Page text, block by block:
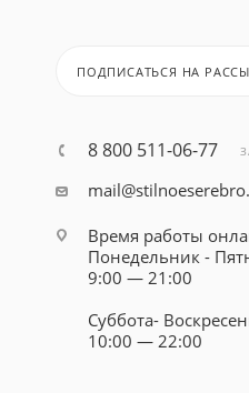
ПОДПИСАТЬСЯ НА
8 800 511-06-77
Время работы
Понедельник -
9:00 — 21:00
Суббота-
10:00 — 22:00